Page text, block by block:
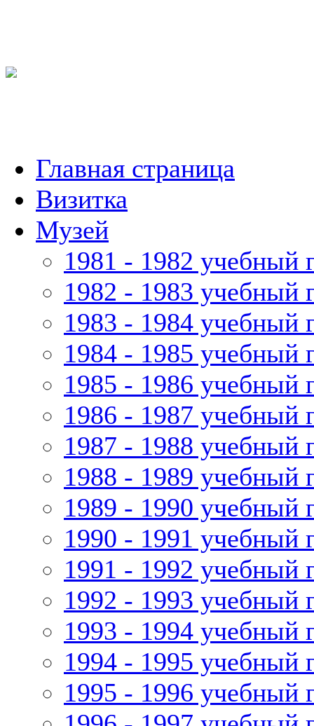
Главная страница
Визитка
Музей
1981 - 1982 учебный
1982 - 1983 учебный
1983 - 1984 учебный
1984 - 1985 учебный
1985 - 1986 учебный
1986 - 1987 учебный
1987 - 1988 учебный
1988 - 1989 учебный
1989 - 1990 учебный
1990 - 1991 учебный
1991 - 1992 учебный
1992 - 1993 учебный
1993 - 1994 учебный
1994 - 1995 учебный
1995 - 1996 учебный